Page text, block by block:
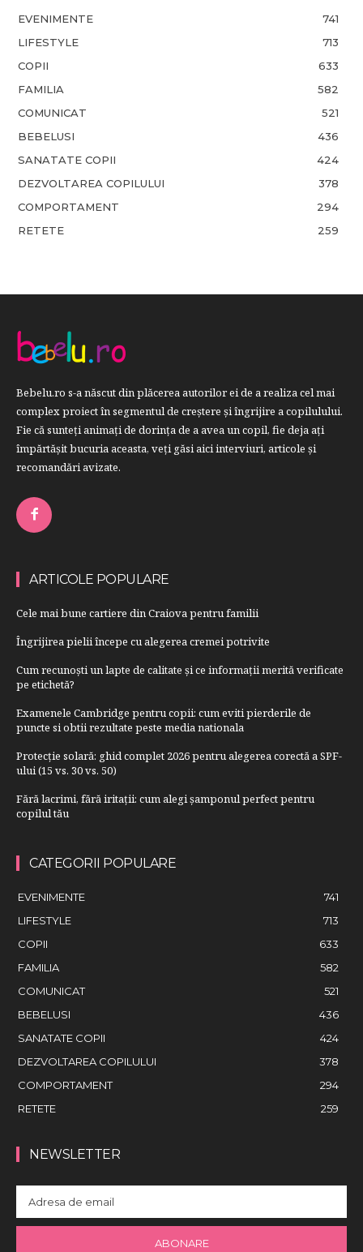
EVENIMENTE
741
LIFESTYLE
713
COPII
633
FAMILIA
582
COMUNICAT
521
BEBELUSI
436
SANATATE COPII
424
DEZVOLTAREA COPILULUI
378
COMPORTAMENT
294
RETETE
259
Bebelu.ro s-a născut din plăcerea autorilor ei de a realiza cel mai
complex proiect în segmentul de creştere şi îngrijire a copilulului.
Fie că sunteţi animaţi de dorinţa de a avea un copil, fie deja aţi
împărtăşit bucuria aceasta, veți găsi aici interviuri, articole şi
recomandări avizate.
ARTICOLE POPULARE
Cele mai bune cartiere din Craiova pentru familii
Îngrijirea pielii începe cu alegerea cremei potrivite
Cum recunoști un lapte de calitate și ce informații merită verificate
pe etichetă?
Examenele Cambridge pentru copii: cum eviti pierderile de
puncte si obtii rezultate peste media nationala
Protecție solară: ghid complet 2026 pentru alegerea corectă a SPF-
ului (15 vs. 30 vs. 50)
Fără lacrimi, fără iritații: cum alegi șamponul perfect pentru
copilul tău
CATEGORII POPULARE
EVENIMENTE
741
LIFESTYLE
713
COPII
633
FAMILIA
582
COMUNICAT
521
BEBELUSI
436
SANATATE COPII
424
DEZVOLTAREA COPILULUI
378
COMPORTAMENT
294
RETETE
259
NEWSLETTER
ABONARE